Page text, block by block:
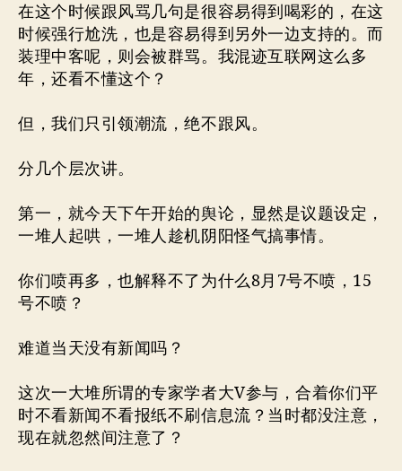
在这个时候跟风骂几句是很容易得到喝彩的，在这
时候强行尬洗，也是容易得到另外一边支持的。而
装理中客呢，则会被群骂。我混迹互联网这么多
年，还看不懂这个？
但，我们只引领潮流，绝不跟风。
分几个层次讲。
第一，就今天下午开始的舆论，显然是议题设定，
一堆人起哄，一堆人趁机阴阳怪气搞事情。
你们喷再多，也解释不了为什么8月7号不喷，15
号不喷？
难道当天没有新闻吗？
这次一大堆所谓的专家学者大V参与，合着你们平
时不看新闻不看报纸不刷信息流？当时都没注意，
现在就忽然间注意了？